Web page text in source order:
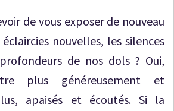
de vous exposer de nouveau
nouvelles, les silences
de nos dols ? Oui,
plus généreusement et
apaisés et écoutés. Si la